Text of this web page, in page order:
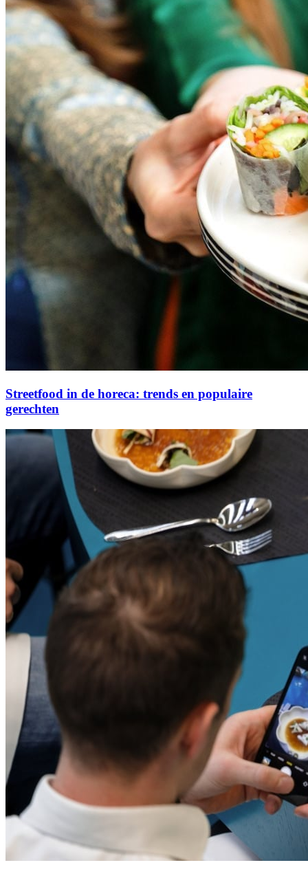
Streetfood in de horeca: trends en populaire
gerechten